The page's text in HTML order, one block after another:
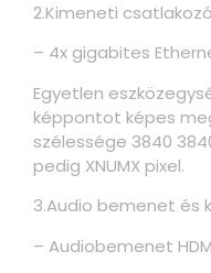
2.Kimeneti
– 4x gigabites
Egyetlen
képpontot képes
szélessége 3840
pedig XNUMX pixel.
3.Audio bemenet és
– Audiobemenet